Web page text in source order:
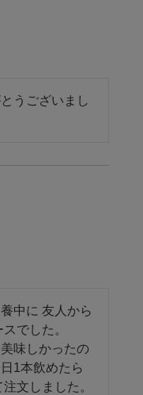
うございまし
中に 友人から
でした。
味しかったの
1本飲めたら
文しました。